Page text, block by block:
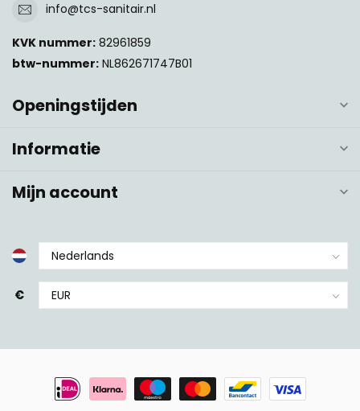
info@tcs-sanitair.nl
KVK nummer: 82961859
btw-nummer: NL862671747B01
Openingstijden
Informatie
Mijn account
€